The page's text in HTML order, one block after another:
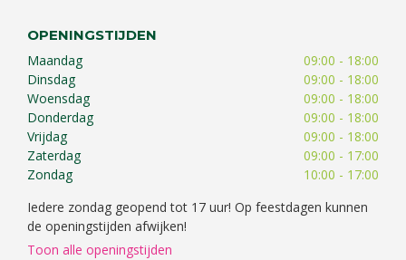
OPENINGSTIJDEN
Maandag
09:00 - 18:00
Dinsdag
09:00 - 18:00
Woensdag
09:00 - 18:00
Donderdag
09:00 - 18:00
Vrijdag
09:00 - 18:00
Zaterdag
09:00 - 17:00
Zondag
10:00 - 17:00
Iedere zondag geopend tot 17 uur! Op feestdagen kunnen
de openingstijden afwijken!
Toon alle openingstijden